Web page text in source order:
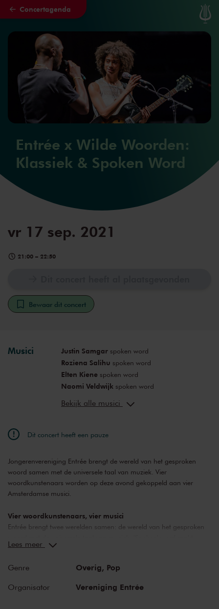
Naar hoofdcontent
Concertagenda
Entrée x Wilde Woorden:
Klassiek & Spoken Word
vr 17 sep. 2021
21:00 – 22:50
Bewaar dit concert
Musici Justin Samgarspoken word
Roziena Salihu spoken word
Elten Kienespoken word
Naomi Veldwijk spoken word
Hessel Moeselaar
Chieko Donker Duyvis
Juan Blancoharp
Lidewij Mahler
Bekijk alle musici
Dit concert heeft een pauze
Jongerenvereniging Entrée brengt de wereld van het gesproken
woord samen met de universele taal van muziek. Vier
woordkunstenaars worden op deze avond gekoppeld aan vier
Amsterdamse musici.
Vier woordkunstenaars, vier musici
Entrée brengt twee werelden samen: de wereld van het gesproken
inspireert en biedt nieuwe perspectieven. Des te meer wanneer de
woordkunstenaars gekoppeld aan vier Amsterdamse musici. Samen
binnen het thema ‘Een nieuw begin’. Daarnaast brengen ze eigen
Lees meer
Genre Overig, Pop
Organisator Vereniging Entrée